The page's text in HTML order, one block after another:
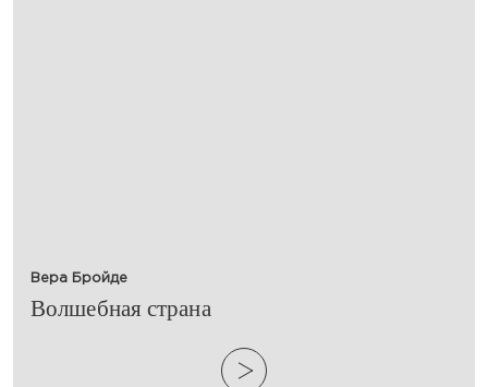
Вера Бройде
​Волшебная страна